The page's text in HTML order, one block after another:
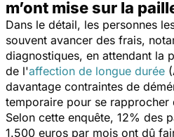
m’ont mise sur la
Dans le détail, les personnes
souvent avancer des frais,
diagnostiques, en attendant la
de l'affection de longue durée
davantage contraintes de
temporaire pour se rapprocher
Selon cette enquête, 12% des
1.500 euros par mois ont dû